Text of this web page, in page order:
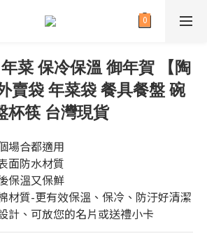
菜 保冷保溫 御年賀 【陶
賣袋 年菜袋 餐具餐盤 碗
杯筷 台灣現貨
場合都適用
面防水材質
保溫又保鮮
質-更有效保溫、保冷、防汙好清潔
計、可放您的名片或送禮小卡